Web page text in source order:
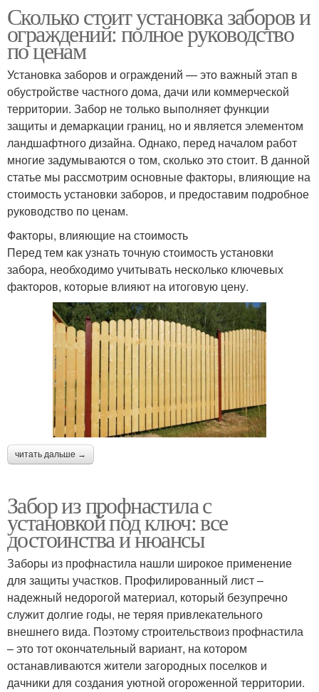
Сколько стоит установка заборов и
ограждений: полное руководство
по ценам
Установка заборов и ограждений — это важный этап в
обустройстве частного дома, дачи или коммерческой
территории. Забор не только выполняет функции
защиты и демаркации границ, но и является элементом
ландшафтного дизайна. Однако, перед началом работ
многие задумываются о том, сколько это стоит. В данной
статье мы рассмотрим основные факторы, влияющие на
стоимость установки заборов, и предоставим подробное
руководство по ценам.
Факторы, влияющие на стоимость
Перед тем как узнать точную стоимость установки
забора, необходимо учитывать несколько ключевых
факторов, которые влияют на итоговую цену.
читать дальше →
Забор из профнастила с
установкой под ключ: все
достоинства и нюансы
Заборы из профнастила нашли широкое применение
для защиты участков. Профилированный лист –
надежный недорогой материал, который безупречно
служит долгие годы, не теряя привлекательного
внешнего вида. Поэтому строительствоиз профнастила
– это тот окончательный вариант, на котором
останавливаются жители загородных поселков и
дачники для создания уютной огороженной территории.